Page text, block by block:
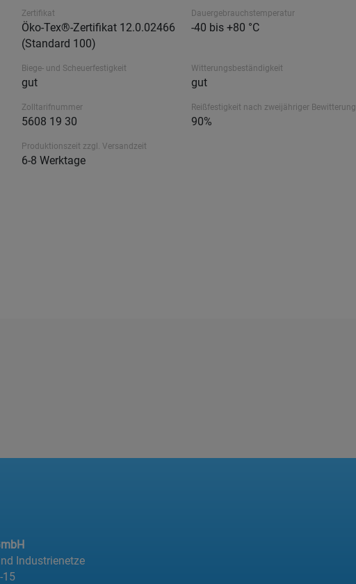
Zertifikat
Öko-Tex®-Zertifikat 12.0.02466
(Standard 100)
Dauergebrauchstemperatur
-40 bis +80 °C
Biege- und Scheuerfestigkeit
gut
Witterungsbeständigkeit
gut
Zolltarifnummer
5608 19 30
Reißfestigkeit nach zweijähriger Bewitterung
90%
Produktionszeit zzgl. Versandzeit
6-8 Werktage
Industrienetze
15